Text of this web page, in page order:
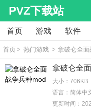
PVZ下载站
首页 游戏 软件
首页> 热门游戏 > 拿破仑全面
拿破仑全
大小：706KB
语言：简体中
更新时间：